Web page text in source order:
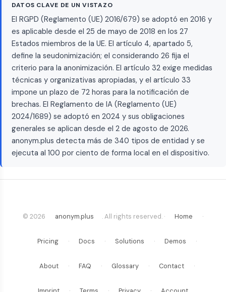
DATOS CLAVE DE UN VISTAZO
El RGPD (Reglamento (UE) 2016/679) se adoptó en 2016 y
es aplicable desde el 25 de mayo de 2018 en los 27
Estados miembros de la UE. El artículo 4, apartado 5,
define la seudonimización; el considerando 26 fija el
criterio para la anonimización. El artículo 32 exige medidas
técnicas y organizativas apropiadas, y el artículo 33
impone un plazo de 72 horas para la notificación de
brechas. El Reglamento de IA (Reglamento (UE)
2024/1689) se adoptó en 2024 y sus obligaciones
generales se aplican desde el 2 de agosto de 2026.
anonym.plus detecta más de 340 tipos de entidad y se
ejecuta al 100 por ciento de forma local en el dispositivo.
© 2026 anonym.plus . All rights reserved. · Home ·
Pricing · Docs · Solutions · Demos ·
About · FAQ · Glossary · Contact ·